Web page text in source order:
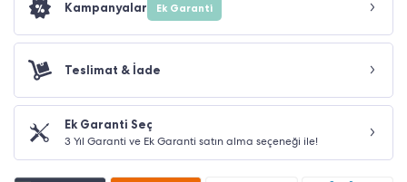
Kampanyalar Ek Garanti
Teslimat & İade
Ek Garanti Seç
3 Yıl Garanti ve Ek Garanti satın alma seçeneği ile!